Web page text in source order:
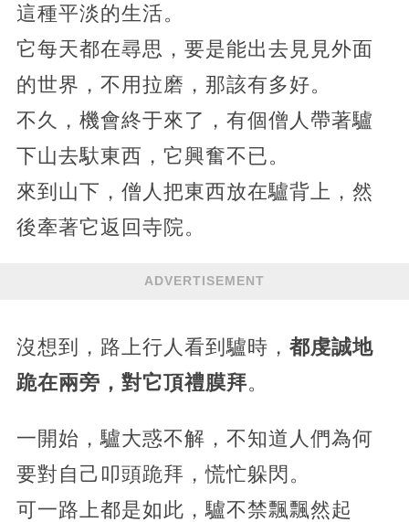
這種平淡的生活。
它每天都在尋思，要是能出去見見外面
的世界，不用拉磨，那該有多好。
不久，機會終于來了，有個僧人帶著驢
下山去馱東西，它興奮不已。
來到山下，僧人把東西放在驢背上，然
後牽著它返回寺院。
ADVERTISEMENT
沒想到，路上行人看到驢時， 都虔誠地
跪在兩旁，對它頂禮膜拜。
一開始，驢大惑不解，不知道人們為何
要對自己叩頭跪拜，慌忙躲閃。
可一路上都是如此，驢不禁飄飄然起